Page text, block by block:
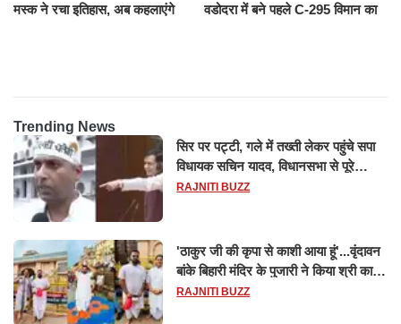
मस्क ने रचा इतिहास, अब कहलाएंगे
वडोदरा में बने पहले C-295 विमान का
Trending News
सिर पर पट्टी, गले में तख्ती लेकर पहुंचे सपा
विधायक सचिन यादव, विधानसभा से पूरे
मानसून सत्र के लिए किया गया निलंबित
RAJNITI BUZZ
'ठाकुर जी की कृपा से काशी आया हूं'...वृंदावन
बांके बिहारी मंदिर के पुजारी ने किया श्री काशी
विश्वनाथ का जलाभिषेक
RAJNITI BUZZ